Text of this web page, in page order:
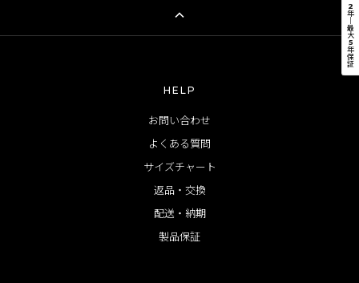
2
年
最
大
5
年
保
証
HELP
お問い合わせ
よくある質問
サイズチャート
返品・交換
配送・納期
製品保証